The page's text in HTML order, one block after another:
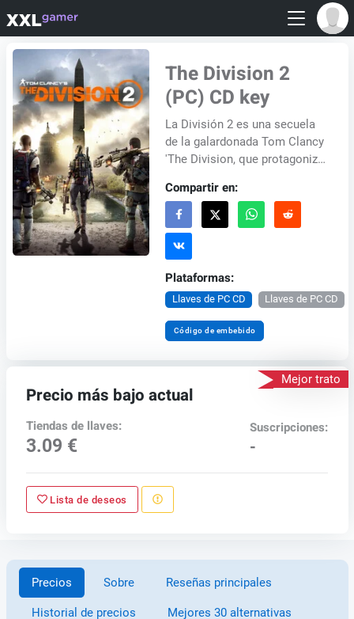
The Division 2
(PC) CD key
La División 2 es una secuela
de la galardonada Tom Clancy
'The Division, que protagoniza
después de ser golpeada por
virus mo...
Compartir en:
Plataformas:
Llaves de PC CD Llaves de PC CD
Código de embebido
Mejor trato
Precio más bajo actual
Tiendas de llaves:
3.09 €
Suscripciones:
-
Lista de deseos
Precios Sobre Reseñas principales
Historial de precios Mejores 30 alternativas